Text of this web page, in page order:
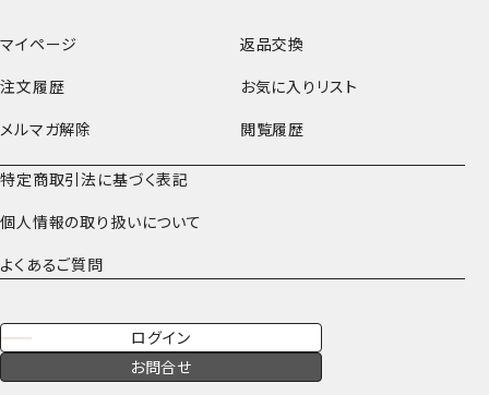
マイページ
返品交換
注文履歴
お気に入りリスト
メルマガ解除
閲覧履歴
特定商取引法に基づく表記
個人情報の取り扱いについて
よくあるご質問
ログイン
お問合せ